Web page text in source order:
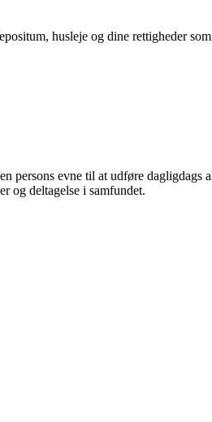
husleje og dine rettigheder
evne til at udføre
og deltagelse i samfundet.